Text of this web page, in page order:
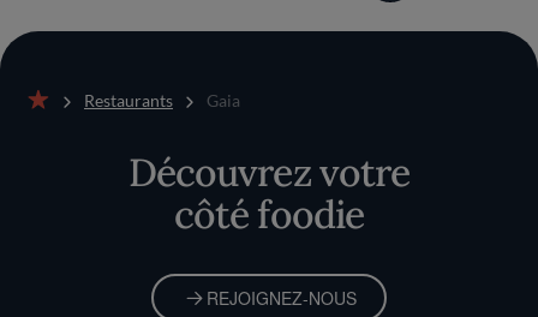
Restaurants Gaia
Découvrez votre
côté foodie
REJOIGNEZ-NOUS